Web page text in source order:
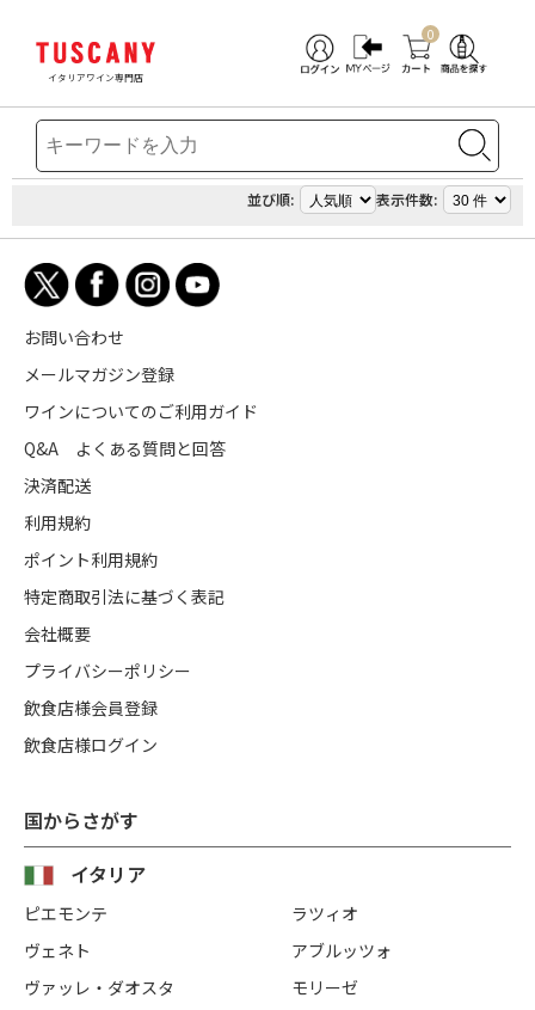
イタリアワイン専門店
0
並び順: 表示件数:
国からさがす
イタリア
ピエモンテ
ヴェネト
ヴァッレ・ダオスタ
ラツィオ
アブルッツォ
モリーゼ
お問い合わせ
メールマガジン登録
ワインについてのご利用ガイド
Q&A よくある質問と回答
決済配送
利用規約
ポイント利用規約
特定商取引法に基づく表記
会社概要
プライバシーポリシー
飲食店様会員登録
飲食店様ログイン